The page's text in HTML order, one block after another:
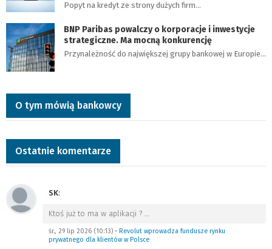
Popyt na kredyt ze strony dużych firm…
BNP Paribas powalczy o korporacje i inwestycje
strategiczne. Ma mocną konkurencję
Przynależność do największej grupy bankowej w Europie…
O tym mówią bankowcy
Ostatnie komentarze
SK:
Ktoś już to ma w aplikacji ? …
śr., 29 lip 2026 (10:13) • Revolut wprowadza fundusze rynku
prywatnego dla klientów w Polsce